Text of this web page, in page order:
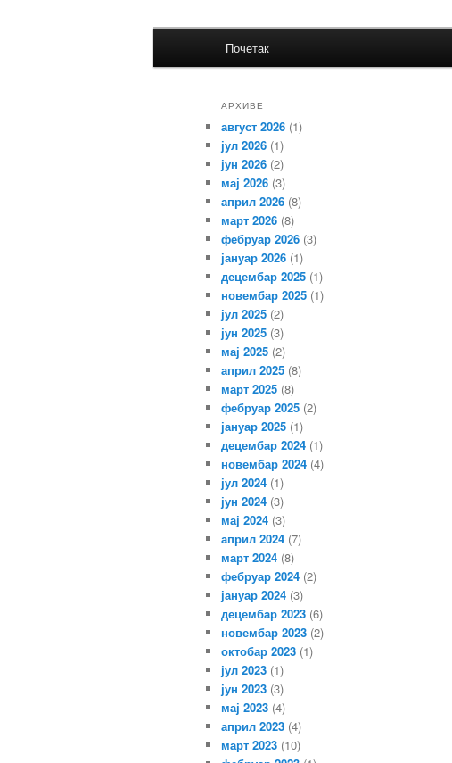
Заједница
Скочи
примарни
садржај
Скочи
секундарни
садржај
Почетак
АРХИВЕ
август 2026 (1)
јул 2026 (1)
јун 2026 (2)
мај 2026 (3)
април 2026 (8)
март 2026 (8)
фебруар 2026 (3)
јануар 2026 (1)
децембар 2025 (1)
новембар 2025 (1)
јул 2025 (2)
јун 2025 (3)
мај 2025 (2)
април 2025 (8)
март 2025 (8)
фебруар 2025 (2)
јануар 2025 (1)
децембар 2024 (1)
новембар 2024 (4)
јул 2024 (1)
јун 2024 (3)
мај 2024 (3)
април 2024 (7)
март 2024 (8)
фебруар 2024 (2)
јануар 2024 (3)
децембар 2023 (6)
новембар 2023 (2)
октобар 2023 (1)
јул 2023 (1)
јун 2023 (3)
мај 2023 (4)
април 2023 (4)
март 2023 (10)